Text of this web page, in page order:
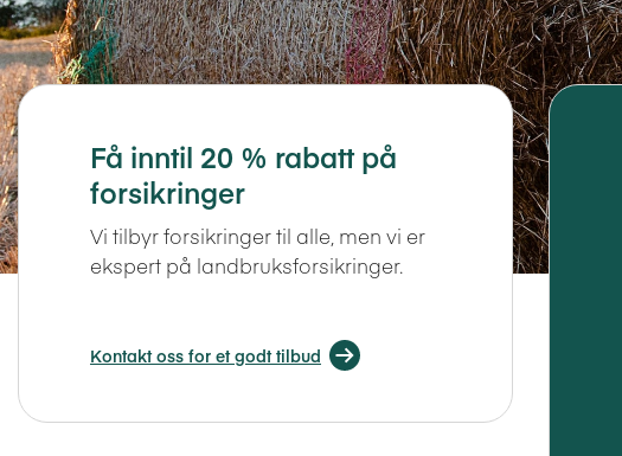
Få inntil 20 % rabatt på
forsikringer
Vi tilbyr forsikringer til alle, men vi er
ekspert på landbruksforsikringer.
Kontakt oss for et godt tilbud